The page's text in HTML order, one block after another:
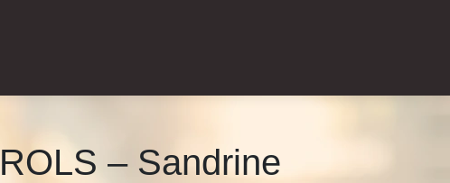
– Sandrine